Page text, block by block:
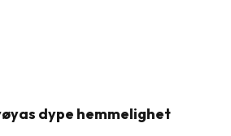
dype hemmelighet